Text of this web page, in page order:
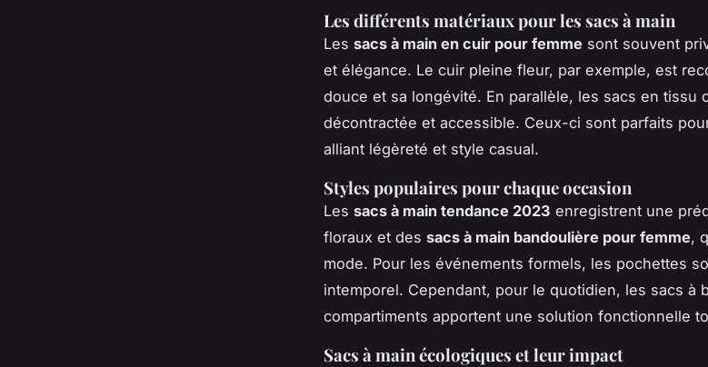
Les différents matériaux pour les sacs à main
Les sacs à main en cuir pour femme sont souvent
et élégance. Le cuir pleine fleur, par exemple, est
douce et sa longévité. En parallèle, les sacs en tissu
décontractée et accessible. Ceux-ci sont parfaits
alliant légèreté et style casual.
Styles populaires pour chaque occasion
Les sacs à main tendance 2023 enregistrent une
floraux et des sacs à main bandoulière pour femme,
mode. Pour les événements formels, les pochettes
intemporel. Cependant, pour le quotidien, les sacs à
compartiments apportent une solution fonctionnelle
Sacs à main écologiques et leur impact